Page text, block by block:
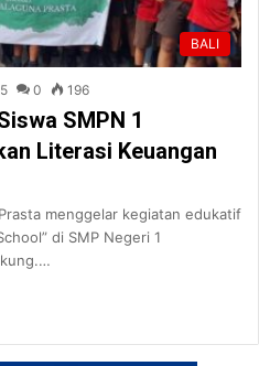
BALI
0 196
SMPN 1
Literasi Keuangan
menggelar kegiatan edukatif
di SMP Negeri 1